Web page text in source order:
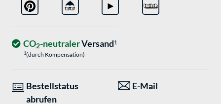
CO2-neutralerVersand1
1(durch Kompensation)
Bestellstatus
abrufen
E-Mail